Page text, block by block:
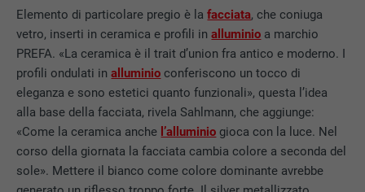
Elemento di particolare pregio è lafacciata, che coniuga
vetro, inserti in ceramica e profili inalluminio a marchio
PREFA. «La ceramica è il trait d’union fra antico e moderno. I
profili ondulati inalluminio conferiscono un tocco di
eleganza e sono estetici quanto funzionali», questa l’idea
alla base della facciata, rivela Sahlmann, che aggiunge:
«Come la ceramica anche l’alluminio gioca con la luce. Nel
corso della giornata la facciata cambia colore a seconda del
sole». Mettere il bianco come colore dominante avrebbe